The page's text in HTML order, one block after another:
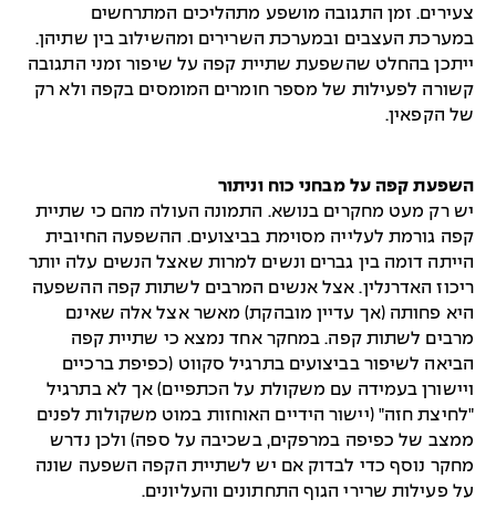
צעירים. זמן התגובה מושפע מתהליכים המתרחשים
במערכת העצבים ובמערכת השרירים ומהשילוב בין שתיהן.
ייתכן בהחלט שהשפעת שתיית קפה על שיפור זמני התגובה
קשורה לפעילות של מספר חומרים המומסים בקפה ולא רק
של הקפאין.
השפעת קפה על מבחני כוח וניתור
יש רק מעט מחקרים בנושא. התמונה העולה מהם כי שתיית
קפה גורמת לעלייה מסוימת בביצועים. ההשפעה החיובית
הייתה דומה בין גברים ונשים למרות שאצל הנשים עלה יותר
ריכוז האדרנלין. אצל אנשים המרבים לשתות קפה ההשפעה
היא פחותה (אך עדיין מובהקת) מאשר אצל אלה שאינם
מרבים לשתות קפה. במחקר אחד נמצא כי שתיית קפה
הביאה לשיפור בביצועים בתרגיל סקווט (כפיפת ברכיים
ויישורן בעמידה עם משקולת על הכתפיים) אך לא בתרגיל
"לחיצת חזה" (יישור הידיים האוחזות במוט משקולות לפנים
ממצב של כפיפה במרפקים, בשכיבה על ספה) ולכן נדרש
מחקר נוסף כדי לבדוק אם יש לשתיית הקפה השפעה שונה
על פעילות שרירי הגוף התחתונים והעליונים.